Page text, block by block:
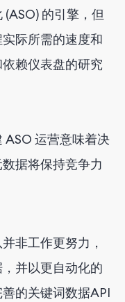
的引擎，但
际所需的速度和
赖仪表盘的研究
ASO 运营意味着决
据将保持竞争力
非工作更努力，
并以更自动化的
的关键词数据API